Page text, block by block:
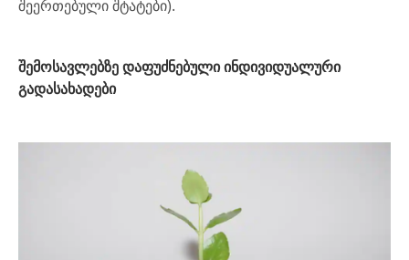
შეერთებული შტატები).
შემოსავლებზე დაფუძნებული ინდივიდუალური
გადასახადები